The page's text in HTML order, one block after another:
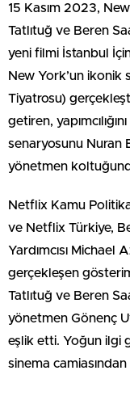
15 Kasım 2023,
Tatlıtuğ ve Beren
yeni filmi İstanbul
New York’un ikonik
Tiyatrosu)
getiren,
senaryosunu Nuran
yönetmen
Netflix Kamu
ve Netflix Türkiye,
Yardımcısı Michael
gerçekleşen
Tatlıtuğ ve Beren
yönetmen Gönenç
eşlik etti. Yoğun ilgi
sinema